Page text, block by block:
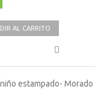
AL CARRITO
estampado- Morado